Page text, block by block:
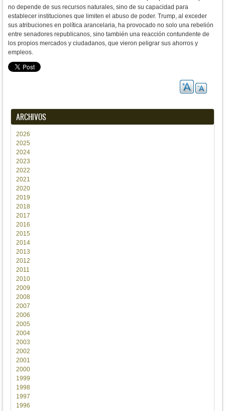
no depende de sus recursos naturales, sino de su capacidad para
establecer instituciones que limiten el abuso de poder. Trump, al exceder
sus atribuciones en política arancelaria, ha provocado no solo una rebelión
entre senadores republicanos, sino también una reacción contundente de
los propios mercados y ciudadanos, que vieron peligrar sus ahorros y
empleos.
ARCHIVOS
2026
2025
2024
2023
2022
2021
2020
2019
2018
2017
2016
2015
2014
2013
2012
2011
2010
2009
2008
2007
2006
2005
2004
2003
2002
2001
2000
1999
1998
1997
1996